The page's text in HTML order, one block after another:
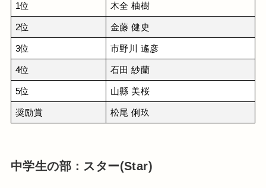
1位 木全 柚樹
2位 金藤 健史
3位 市野川 遙彦
4位 石田 紗蘭
5位 山縣 美桜
奨励賞 松尾 俐玖
中学生の部：スター(Star)